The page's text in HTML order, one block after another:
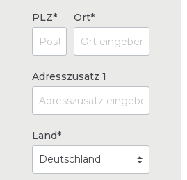
PLZ* Ort*
Adresszusatz 1
Land*